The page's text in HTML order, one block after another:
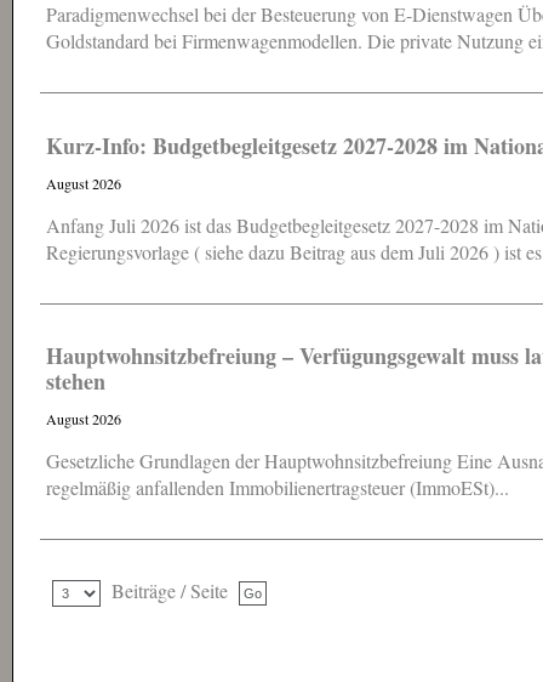
Paradigmenwechsel bei der Besteuerung von E-Dienstwagen
Goldstandard bei Firmenwagenmodellen. Die private Nutzung
Kurz-Info: Budgetbegleitgesetz 2027-2028 im
August 2026
Anfang Juli 2026 ist das Budgetbegleitgesetz 2027-2028 im
Regierungsvorlage ( siehe dazu Beitrag aus dem Juli 2026 ) ist
Hauptwohnsitz​­befreiung – Verfügungsgewalt
stehen
August 2026
Gesetzliche Grundlagen der Hauptwohnsitzbefreiung Eine
regelmäßig anfallenden Immobilienertragsteuer (ImmoESt)...
Beiträge / Seite